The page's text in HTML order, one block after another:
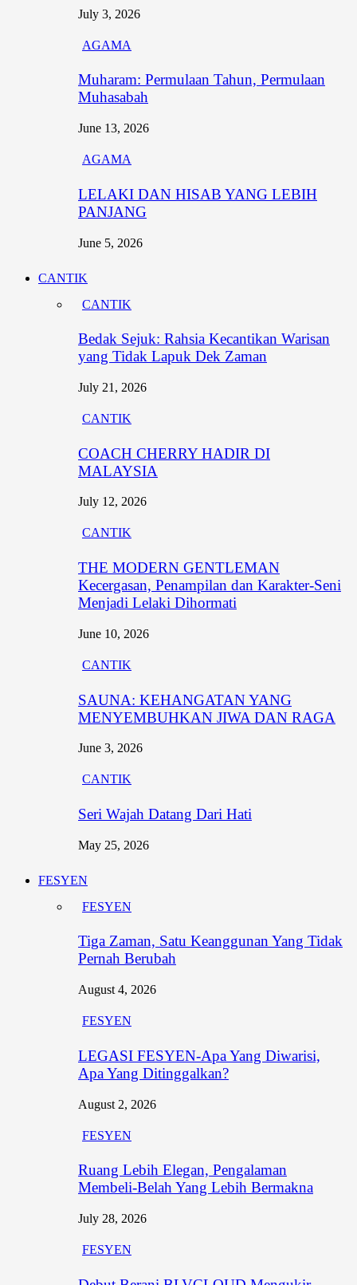
July 3, 2026
AGAMA
Muharam: Permulaan Tahun, Permulaan
Muhasabah
June 13, 2026
AGAMA
LELAKI DAN HISAB YANG LEBIH
PANJANG
June 5, 2026
CANTIK
CANTIK
Bedak Sejuk: Rahsia Kecantikan Warisan
yang Tidak Lapuk Dek Zaman
July 21, 2026
CANTIK
COACH CHERRY HADIR DI
MALAYSIA
July 12, 2026
CANTIK
THE MODERN GENTLEMAN
Kecergasan, Penampilan dan Karakter-Seni
Menjadi Lelaki Dihormati
June 10, 2026
CANTIK
SAUNA: KEHANGATAN YANG
MENYEMBUHKAN JIWA DAN RAGA
June 3, 2026
CANTIK
Seri Wajah Datang Dari Hati
May 25, 2026
FESYEN
FESYEN
Tiga Zaman, Satu Keanggunan Yang Tidak
Pernah Berubah
August 4, 2026
FESYEN
LEGASI FESYEN-Apa Yang Diwarisi,
Apa Yang Ditinggalkan?
August 2, 2026
FESYEN
Ruang Lebih Elegan, Pengalaman
Membeli-Belah Yang Lebih Bermakna
July 28, 2026
FESYEN